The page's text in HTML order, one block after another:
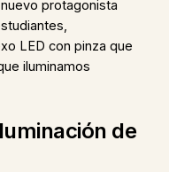
protagonista
LED con pinza que
iluminamos
de